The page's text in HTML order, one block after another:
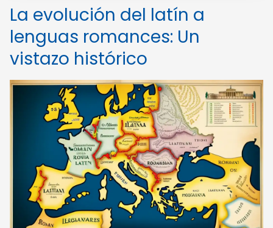
La evolución del latín a
lenguas romances: Un
vistazo histórico